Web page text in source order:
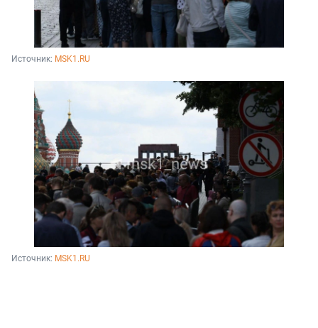
Источник: MSK1.RU
Источник: MSK1.RU